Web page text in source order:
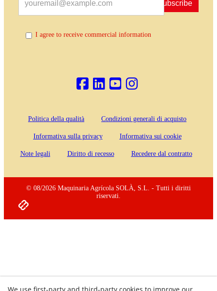
Subscribe
I agree to receive commercial information
Politica della qualità Condizioni generali di acquisto
Informativa sulla privacy Informativa sui cookie
Note legali Diritto di recesso Recedere dal contratto
© 08/2026 Maquinaria Agrícola SOLÀ, S.L. - Tutti i diritti
riservati.